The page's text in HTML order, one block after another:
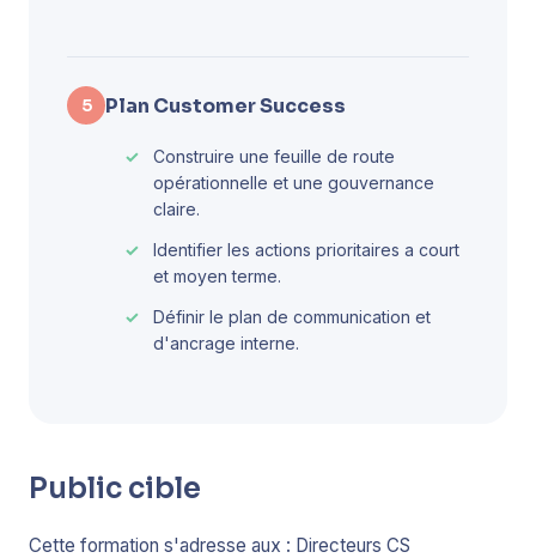
5 Plan Customer Success
Construire une feuille de route
opérationnelle et une gouvernance
claire.
Identifier les actions prioritaires a court
et moyen terme.
Définir le plan de communication et
d'ancrage interne.
Public cible
Cette formation s'adresse aux : Directeurs CS